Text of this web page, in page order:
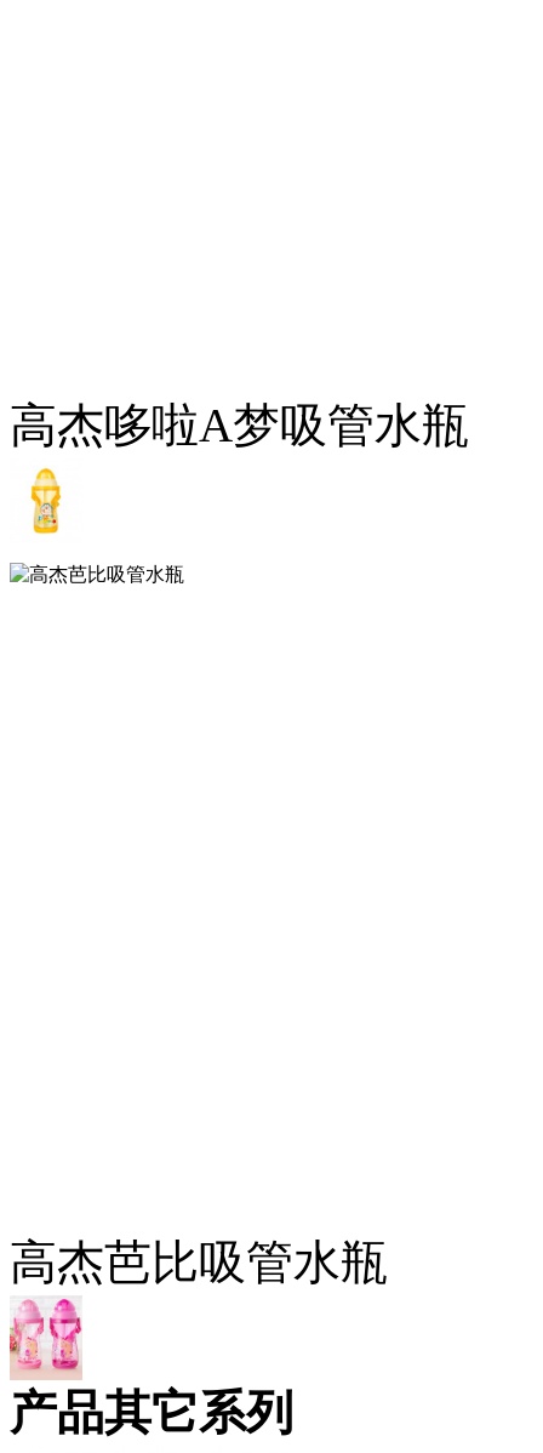
高杰哆啦A梦吸管水瓶
高杰芭比吸管水瓶
产品其它系列